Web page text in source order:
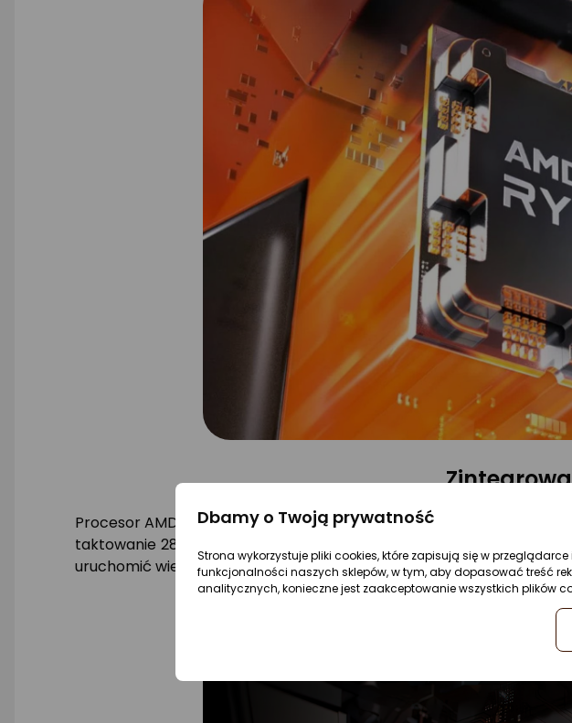
Procesor AMD Ryzen 5 8500G ma zintegrowaną kartę graficzną
taktowanie 2800 MHz. Obsługuje ona technologie takie jak DirectX
uruchomić wiele popularnych gier.
Dbamy o Twoją prywatność
Strona wykorzystuje pliki cookies, które zapisują się w
funkcjonalności naszych sklepów, w tym, aby dopasować treść
analitycznych, konieczne jest zaakceptowanie wszystkich plików